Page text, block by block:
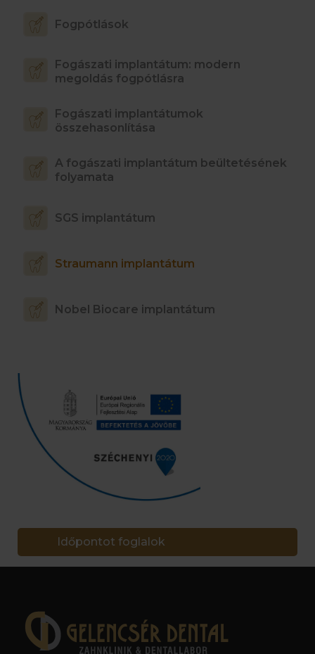
Fogpótlások
Fogászati implantátum: modern
megoldás fogpótlásra
Fogászati implantátumok
összehasonlítása
A fogászati implantátum beültetésének
folyamata
SGS implantátum
Straumann implantátum
Nobel Biocare implantátum
Időpontot foglalok